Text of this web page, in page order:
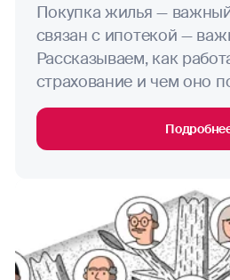
Покупка жилья —
связан с ипотекой —
Рассказываем, как
страхование и чем оно